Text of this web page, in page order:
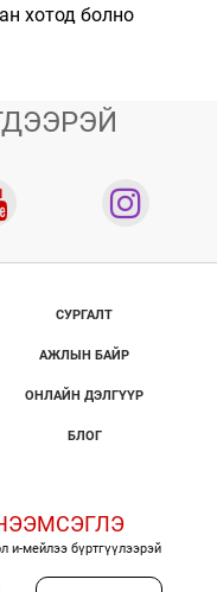
хотод болно
СУРГАЛТ
АЖЛЫН БАЙР
ОНЛАЙН ДЭЛГҮҮР
БЛОГ
и-мейлээ бүртгүүлээрэй